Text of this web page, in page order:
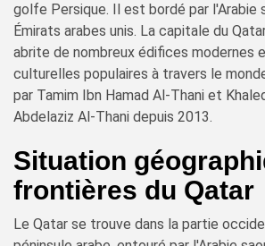
golfe Persique. Il est bordé par l'Arabie
Émirats arabes unis. La capitale du
abrite de nombreux édifices modernes
culturelles populaires à travers le
par Tamim Ibn Hamad Al-Thani et
Abdelaziz Al-Thani depuis 2013.
Situation
frontières du Qatar
Le Qatar se trouve dans la partie